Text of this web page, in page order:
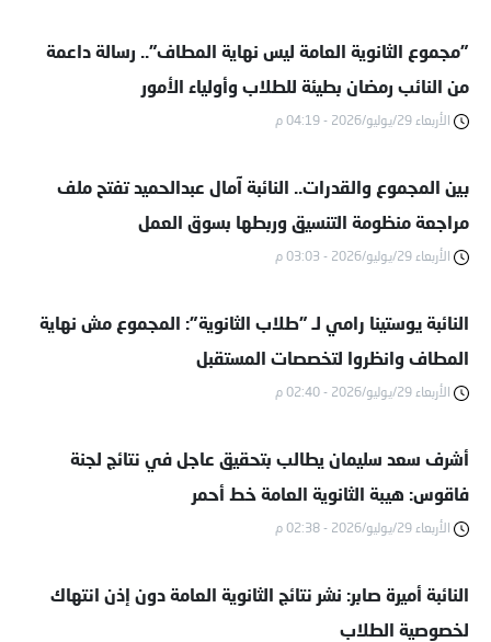
"مجموع الثانوية العامة ليس نهاية المطاف".. رسالة داعمة
من النائب رمضان بطيئة للطلاب وأولياء الأمور
الأربعاء 29/يوليو/2026 - 04:19 م
بين المجموع والقدرات.. النائبة آمال عبدالحميد تفتح ملف
مراجعة منظومة التنسيق وربطها بسوق العمل
الأربعاء 29/يوليو/2026 - 03:03 م
النائبة يوستينا رامي لـ "طلاب الثانوية": المجموع مش نهاية
المطاف وانظروا لتخصصات المستقبل
الأربعاء 29/يوليو/2026 - 02:40 م
أشرف سعد سليمان يطالب بتحقيق عاجل في نتائج لجنة
فاقوس: هيبة الثانوية العامة خط أحمر
الأربعاء 29/يوليو/2026 - 02:38 م
النائبة أميرة صابر: نشر نتائج الثانوية العامة دون إذن انتهاك
لخصوصية الطلاب